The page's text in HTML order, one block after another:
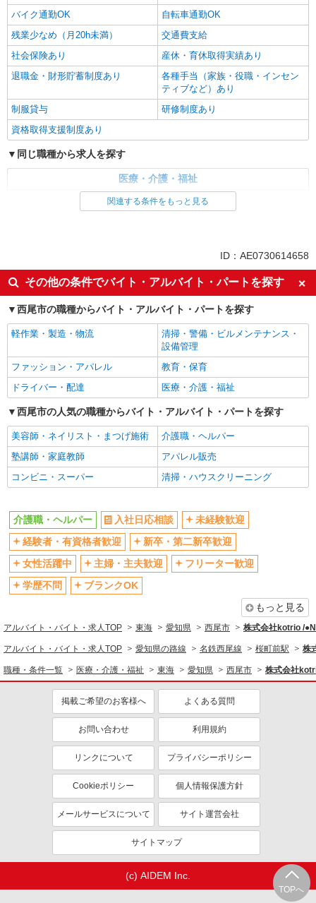
バイク通勤OK
自転車通勤OK
残業少なめ（月20h未満）
交通費支給
社会保険あり
産休・育休取得実績あり
退職金・財形貯蓄制度あり
各種手当（家族・役職・インセン
ティブなど）あり
制服貸与
研修制度あり
資格取得支援制度あり
同じ職種から求人を探す
医療・介護・福祉
ボーナス・賞与あり
車通勤OK
交通費支給
社会保険あり
産休・育休取得実績あり
関連する条件をもっと見る
ID：AE0730614658
その他の条件でバイト・アルバイト・パートを探す
西尾市の職種からバイト・アルバイト・パートを探す
軽作業・製造・物流
清掃・警備・ビルメンテナンス・
設備管理
ファッション・アパレル
教育・保育
ドライバー・配達
医療・介護・福祉
西尾市の人気の職種からバイト・アルバイト・パートを探す
美容師・ネイリスト・まつげ施術
介護職・ヘルパー
塾講師・家庭教師
アパレル販売
コンビニ・スーパー
清掃・ハウスクリーニング
TOPへ
介護職・ヘルパー 入社日応相談
未経験歓迎
経験者・有資格者歓迎
新卒・第二新卒歓迎
女性活躍中
主婦・主夫歓迎
フリーター歓迎
学歴不問
ブランクOK
もっと見る
アルバイト・バイト・求人TOP 東海 愛知県 西尾市 株式会社kotrio /
アルバイト・バイト・求人TOP 愛知県の路線 名鉄西尾線 桜町前駅 株
職種・条件一覧 医療・介護・福祉 東海 愛知県 西尾市 株式会社
掲載ご希望のお客様へ よくある質問
お問い合わせ 利用規約
リンクについて プライバシーポリシー
Cookieポリシー 個人情報保護方針
メールサービスについて サイト運営会社
サイトマップ
(c) AIDEM Inc.